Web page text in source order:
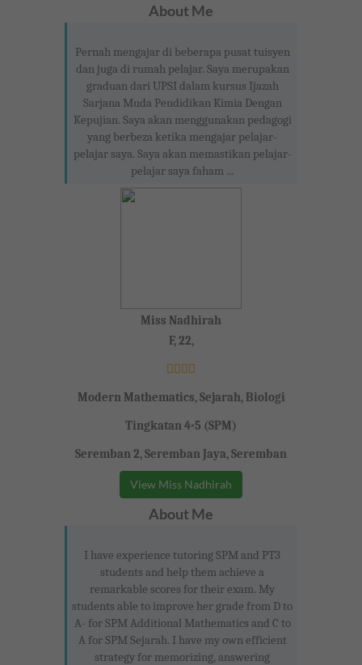
About Me
Pernah mengajar di beberapa pusat tuisyen
dan juga di rumah pelajar. Saya merupakan
graduan dari UPSI dalam kursus Ijazah
Sarjana Muda Pendidikan Kimia Dengan
Kepujian. Saya akan menggunakan pedagogi
yang berbeza ketika mengajar pelajar-
pelajar saya. Saya akan memastikan pelajar-
pelajar saya faham ...
Miss Nadhirah
F, 22,
Modern Mathematics, Sejarah, Biologi
Tingkatan 4-5 (SPM)
Seremban 2, Seremban Jaya, Seremban
View Miss Nadhirah
About Me
I have experience tutoring SPM and PT3
students and help them achieve a
remarkable scores for their exam. My
students able to improve her grade from D to
A- for SPM Additional Mathematics and C to
A for SPM Sejarah. I have my own efficient
strategy for memorizing, answering